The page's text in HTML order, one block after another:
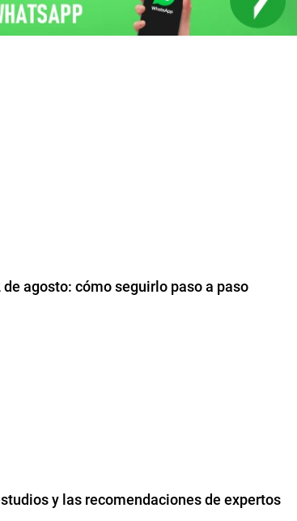
agosto: cómo seguirlo paso a paso
y las recomendaciones de expertos